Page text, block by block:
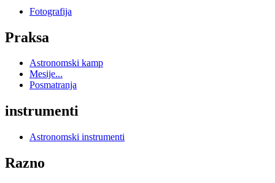
Fotografija
Praksa
Astronomski kamp
Mesije...
Posmatranja
instrumenti
Astronomski instrumenti
Razno